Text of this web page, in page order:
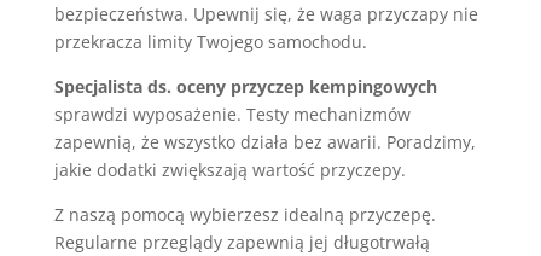
bezpieczeństwa. Upewnij się, że waga przyczapy nie
przekracza limity Twojego samochodu.
Specjalista ds. oceny przyczep kempingowych
sprawdzi wyposażenie. Testy mechanizmów
zapewnią, że wszystko działa bez awarii. Poradzimy,
jakie dodatki zwiększają wartość przyczepy.
Z naszą pomocą wybierzesz idealną przyczepę.
Regularne przeglądy zapewnią jej długotrwałą